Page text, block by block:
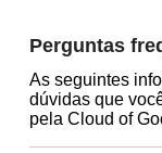
Perguntas
As seguintes
dúvidas que
pela Cloud of